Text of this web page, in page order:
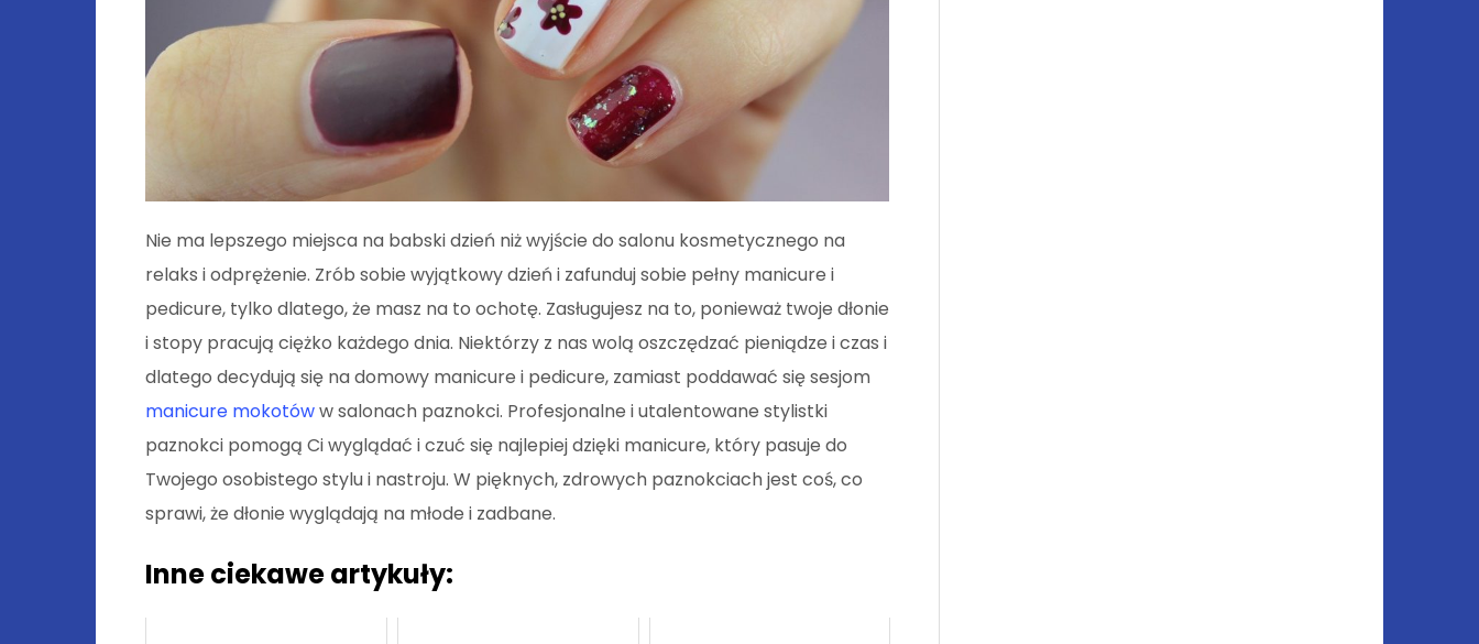
Nie ma lepszego miejsca na babski dzień niż wyjście do salonu kosmetycznego na
relaks i odprężenie. Zrób sobie wyjątkowy dzień i zafunduj sobie pełny manicure i
pedicure, tylko dlatego, że masz na to ochotę. Zasługujesz na to, ponieważ twoje dłonie
i stopy pracują ciężko każdego dnia. Niektórzy z nas wolą oszczędzać pieniądze i czas i
dlatego decydują się na domowy manicure i pedicure, zamiast poddawać się sesjom
manicure mokotóww salonach paznokci. Profesjonalne i utalentowane stylistki
paznokci pomogą Ci wyglądać i czuć się najlepiej dzięki manicure, który pasuje do
Twojego osobistego stylu i nastroju. W pięknych, zdrowych paznokciach jest coś, co
sprawi, że dłonie wyglądają na młode i zadbane.
Inne ciekawe artykuły: